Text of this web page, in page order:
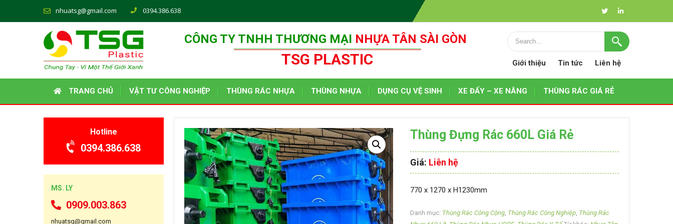
nhuatsg@gmail.com 0394.386.638
CÔNG TY TNHH THƯƠNG MẠI NHỰA TÂN SÀI GÒN
TSG PLASTIC Giới thiệu Tin tức Liên hệ
TRANG CHỦ VẬT TƯ CÔNG NGHIỆP THÙNG RÁC NHỰA THÙNG NHỰA DỤNG CỤ VỆ SINH XE ĐẨY – XE NÂNG THÙNG RÁC GIÁ RẺ
Thùng Đựng Rác 660L Giá Rẻ
Giá: Liên hệ
770 x 1270 x H1230mm
Danh mục: Thùng Rác Công Cộng, Thùng Rác Công Nghiệp, Thùng Rác
Hotline
0394.386.638
MS. LY
0909.003.863
nhuatsg@gmail.com